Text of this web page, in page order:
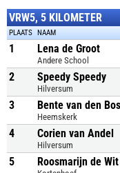
VRW5, 5 KILOMETER
PLAATS NAAM
1 Lena de Groot
Andere School
2 Speedy Speedy
Hilversum
3 Bente van den Bos
Heemskerk
4 Corien van Andel
Hilversum
5 Roosmarijn de Wit